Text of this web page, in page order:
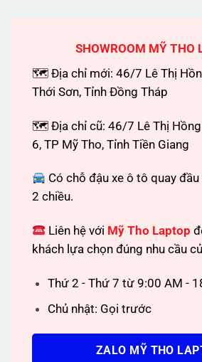
SHOWROOM MỸ THO
🗺 Địa chỉ mới: 46/7 Lê Thị
Thới Sơn, Tỉnh Đồng Tháp
🗺 Địa chỉ cũ: 46/7 Lê Thị Hồng
6, TP Mỹ Tho, Tỉnh Tiền Giang
Có chỗ đậu xe ô tô quay
2 chiều.
Liên hệ với Mỹ Tho Laptop
khách lựa chọn đúng nhu cầu
Thứ 2 - Thứ 7 từ 9:00 AM -
Chủ nhật: Gọi trước
ZALO MỸ THO